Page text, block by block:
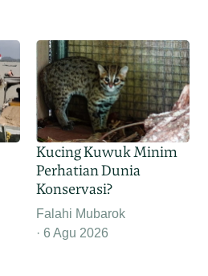
Kucing Kuwuk Minim
Perhatian Dunia
Konservasi?
Falahi Mubarok
6 Agu 2026